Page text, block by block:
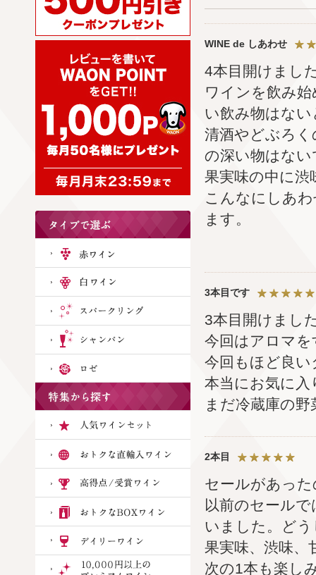
WINE de しあわせ
4本目開けまし
ワインを飲み
い飲み物はな
清酒やどぶろ
の深い物はない
果実味の中に
こんなにしあ
ます。
3本目です
3本目開けまし
今回はアロマ
今回もほど良
本当にお気に入
まだ冷蔵庫の
2本目
セールがあっ
以前のセール
いました。ど
果実味、渋味、
次の1本も楽し